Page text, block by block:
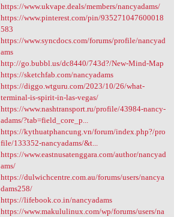
https://www.ukvape.deals/members/nancyadams/
https://www.pinterest.com/pin/935271047600018
583
https://www.syncdocs.com/forums/profile/nancyad
ams
http://go.bubbl.us/dc8440/743d?/New-Mind-Map
https://sketchfab.com/nancyadams
https://diggo.wtguru.com/2023/10/26/what-
terminal-is-spirit-in-las-vegas/
https://www.nashtransport.ru/profile/43984-nancy-
adams/?tab=field_core_p...
https://kythuatphancung.vn/forum/index.php?/pro
file/133352-nancyadams/&t...
https://www.eastnusatenggara.com/author/nancyad
ams/
https://dulwichcentre.com.au/forums/users/nancya
dams258/
https://lifebook.co.in/nancyadams
https://www.makululinux.com/wp/forums/users/na